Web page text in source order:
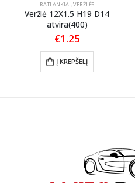
RATLANKIAI,VERŽLĖS
Veržlė 12X1.5 H19 D14
atvira(400)
€1.25
Į KREPŠELĮ